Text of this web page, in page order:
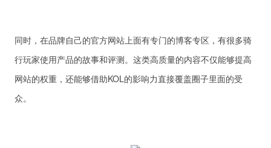
同时，在品牌自己的官方网站上面有专门的博客专区，有很多骑
行玩家使用产品的故事和评测。这类高质量的内容不仅能够提高
网站的权重，还能够借助KOL的影响力直接覆盖圈子里面的受
众。